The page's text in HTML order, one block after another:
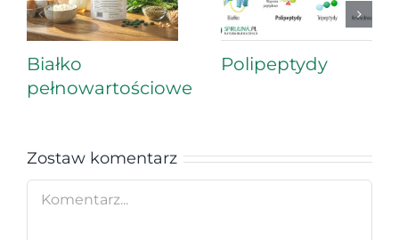
Białko
pełnowartościowe
Polipeptydy
Zostaw komentarz